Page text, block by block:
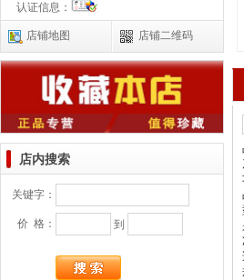
认证信息：
店铺地图 店铺二维码
店内搜索
关键字：
价 格： 到